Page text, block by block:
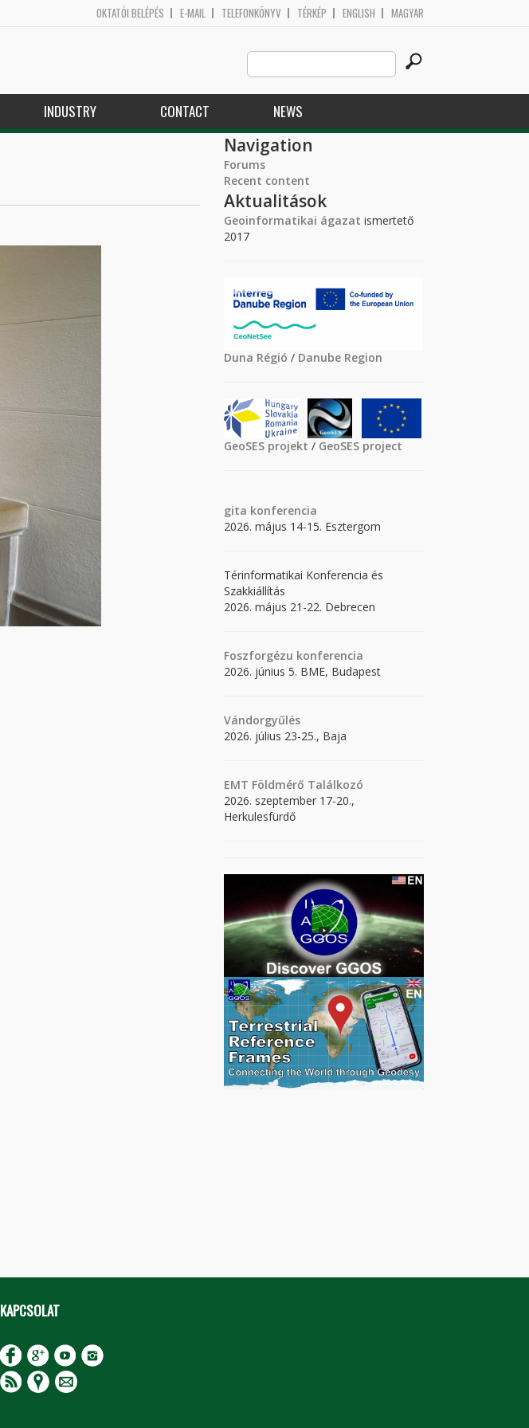
OKTATÓI BELÉPÉS E-MAIL TELEFONKÖNYV TÉRKÉP ENGLISH MAGYAR
Search
this
site
INDUSTRY CONTACT NEWS
Navigation
Forums
Recent content
Aktualitások
Geoinformatikai ágazat ismertető
2017
Duna Régió / Danube Region
GeoSES projekt / GeoSES project
gita konferencia
2026. május 14-15. Esztergom
Térinformatikai Konferencia és
Szakkiállítás
2026. május 21-22. Debrecen
Foszforgézu konferencia
2026. június 5. BME, Budapest
Vándorgyűlés
2026. július 23-25., Baja
EMT Földmérő Találkozó
2026. szeptember 17-20.,
Herkulesfürdő
KAPCSOLAT